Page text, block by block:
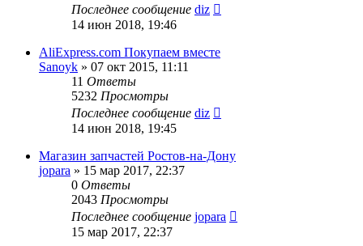
Последнее сообщение diz
14 июн 2018, 19:46
АliЕxpress.com Покупаем вместе
Sanoyk » 07 окт 2015, 11:11
11 Ответы
5232 Просмотры
Последнее сообщение diz
14 июн 2018, 19:45
Магазин запчастей Ростов-на-Дону
jopara » 15 мар 2017, 22:37
0 Ответы
2043 Просмотры
Последнее сообщение jopara
15 мар 2017, 22:37